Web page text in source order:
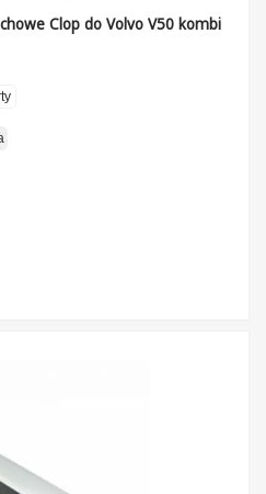
Clop do Volvo V50 kombi